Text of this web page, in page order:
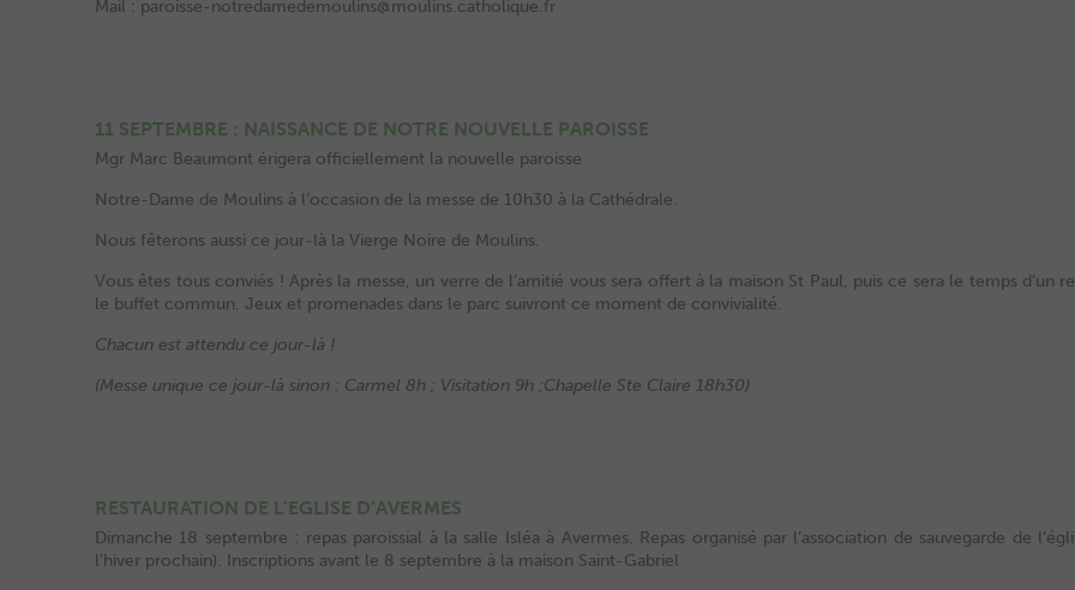
Mail : paroisse-notredamedemoulins@moulins.catholique.fr
11 SEPTEMBRE : NAISSANCE DE NOTRE NOUVELLE PAROISSE
Mgr Marc Beaumont érigera officiellement la nouvelle paroisse
Notre-Dame de Moulins à l’occasion de la messe de 10h30 à la Cathédrale.
Nous fêterons aussi ce jour-là la Vierge Noire de Moulins.
Vous êtes tous conviés ! Après la messe, un verre de l’amitié vous sera offert à la maison St Paul, puis ce sera le temps d’un
le buffet commun. Jeux et promenades dans le parc suivront ce moment de convivialité.
Chacun est attendu ce jour-là !
(Messe unique ce jour-là sinon : Carmel 8h ; Visitation 9h ;Chapelle Ste Claire 18h30)
RESTAURATION DE L’EGLISE D’AVERMES
Dimanche 18 septembre : repas paroissial à la salle Isléa à Avermes. Repas organisé par l’association de sauvegarde de
l’hiver prochain). Inscriptions avant le 8 septembre à la maison Saint-Gabriel